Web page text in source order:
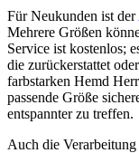
Service ist kostenlos;
die zurückerstattet
farbstarken Hemd
passende Größe
entspannter zu treffen.
Auch die